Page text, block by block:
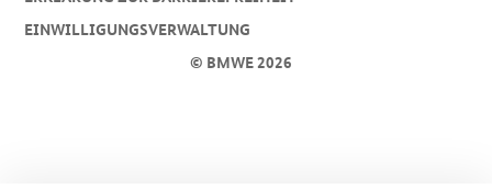
© BMWE 2026
EINWILLIGUNGSVERWALTUNG